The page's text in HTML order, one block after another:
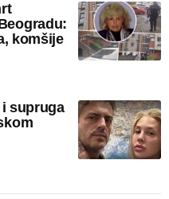
komšije
supruga